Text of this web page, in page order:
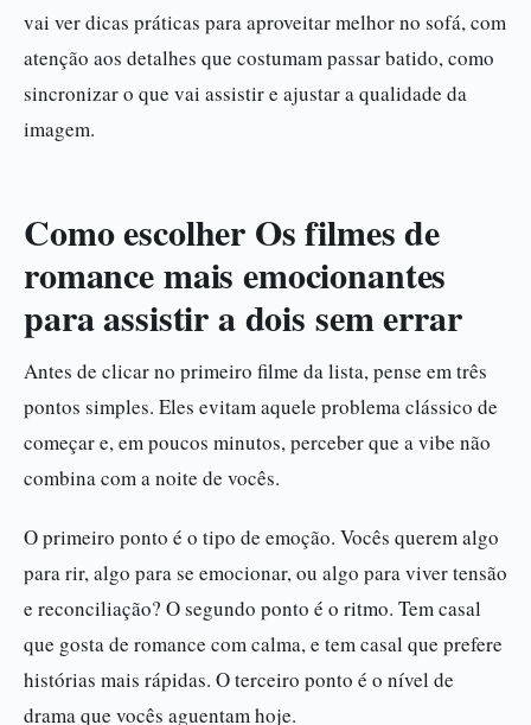
vai ver dicas práticas para aproveitar melhor no sofá, com
atenção aos detalhes que costumam passar batido, como
sincronizar o que vai assistir e ajustar a qualidade da
imagem.
Como escolher Os filmes de
romance mais emocionantes
para assistir a dois sem errar
Antes de clicar no primeiro filme da lista, pense em três
pontos simples. Eles evitam aquele problema clássico de
começar e, em poucos minutos, perceber que a vibe não
combina com a noite de vocês.
O primeiro ponto é o tipo de emoção. Vocês querem algo
para rir, algo para se emocionar, ou algo para viver tensão
e reconciliação? O segundo ponto é o ritmo. Tem casal
que gosta de romance com calma, e tem casal que prefere
histórias mais rápidas. O terceiro ponto é o nível de
drama que vocês aguentam hoje.